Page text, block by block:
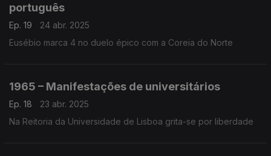
português
Ep. 19
24 abr. 2025
Eusébio marca 4 no duelo épico com a Coreia do Norte
1965 – Manifestações de universitários
Ep. 18
23 abr. 2025
Na Reitoria da Universidade de Lisboa grita-se por liberdade